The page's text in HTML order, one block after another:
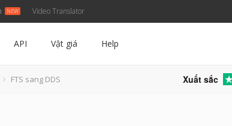
Video Translator
API Vật giá Help
FTS sang DDS Xuất sắc